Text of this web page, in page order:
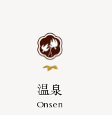
温泉
Onsen